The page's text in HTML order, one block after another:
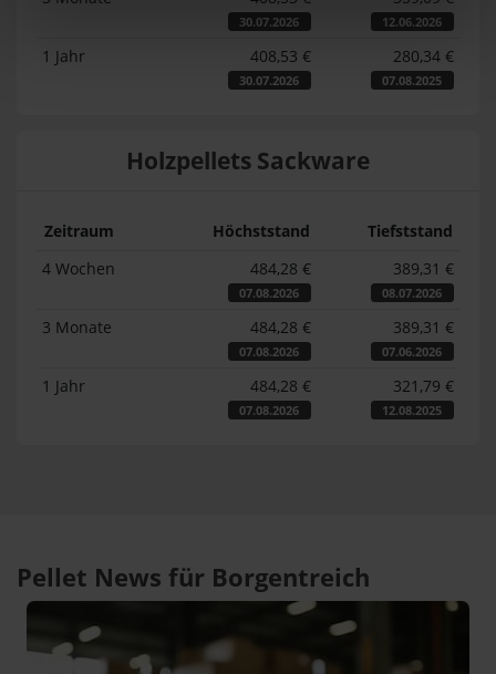
30.07.2026 12.06.2026
1 Jahr 408,53 €
30.07.2026
280,34 €
07.08.2025
Holzpellets Sackware
Zeitraum Höchststand
Tiefststand
4 Wochen
484,28 €
07.08.2026
389,31 €
08.07.2026
3 Monate 484,28 €
07.08.2026
389,31 €
07.06.2026
1 Jahr 484,28 €
07.08.2026
321,79 €
12.08.2025
Pellet News für Borgentreich